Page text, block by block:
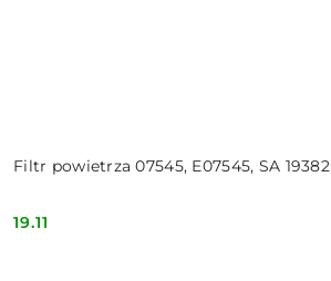
Filtr powietrza 07545, E07545, SA 19382
Cena:
19.11